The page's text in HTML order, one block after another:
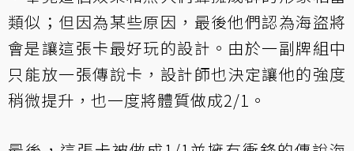
類似；但因為某些原因，最後他們認為海盜將
會是讓這張卡最好玩的設計。由於一副牌組中
只能放一張傳說卡，設計師也決定讓他的強度
稍微提升，也一度將體質做成2/1。